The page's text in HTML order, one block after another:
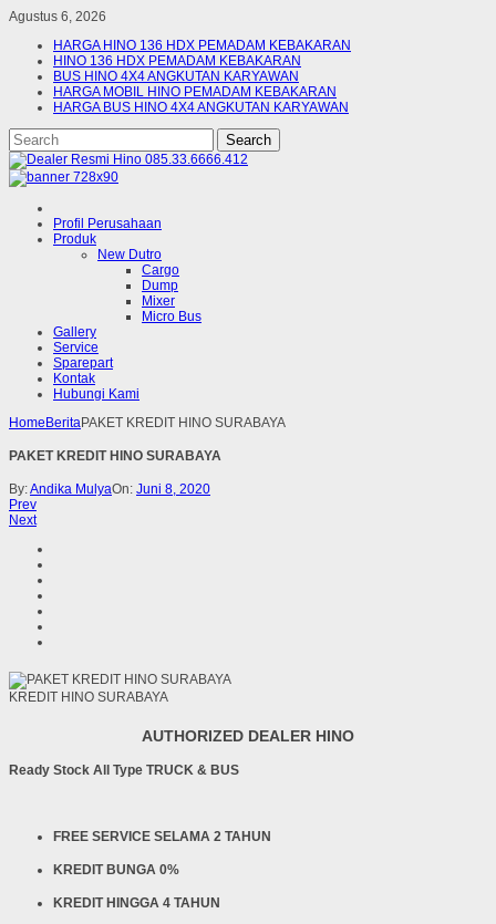
Agustus 6, 2026
HARGA HINO 136 HDX PEMADAM KEBAKARAN
HINO 136 HDX PEMADAM KEBAKARAN
BUS HINO 4X4 ANGKUTAN KARYAWAN
HARGA MOBIL HINO PEMADAM KEBAKARAN
HARGA BUS HINO 4X4 ANGKUTAN KARYAWAN
Profil Perusahaan
Produk
New Dutro
Cargo
Dump
Mixer
Micro Bus
Gallery
Service
Sparepart
Kontak
Hubungi Kami
Home BeritaPAKET KREDIT HINO SURABAYA
PAKET KREDIT HINO SURABAYA
By:Andika MulyaOn: Juni 8, 2020
Prev
Next
KREDIT HINO SURABAYA
AUTHORIZED DEALER HINO
Ready Stock All Type TRUCK & BUS
FREE SERVICE SELAMA 2 TAHUN
KREDIT BUNGA 0%
KREDIT HINGGA 4 TAHUN